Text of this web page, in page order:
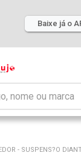
Baixe já o
- SUSPENS?O